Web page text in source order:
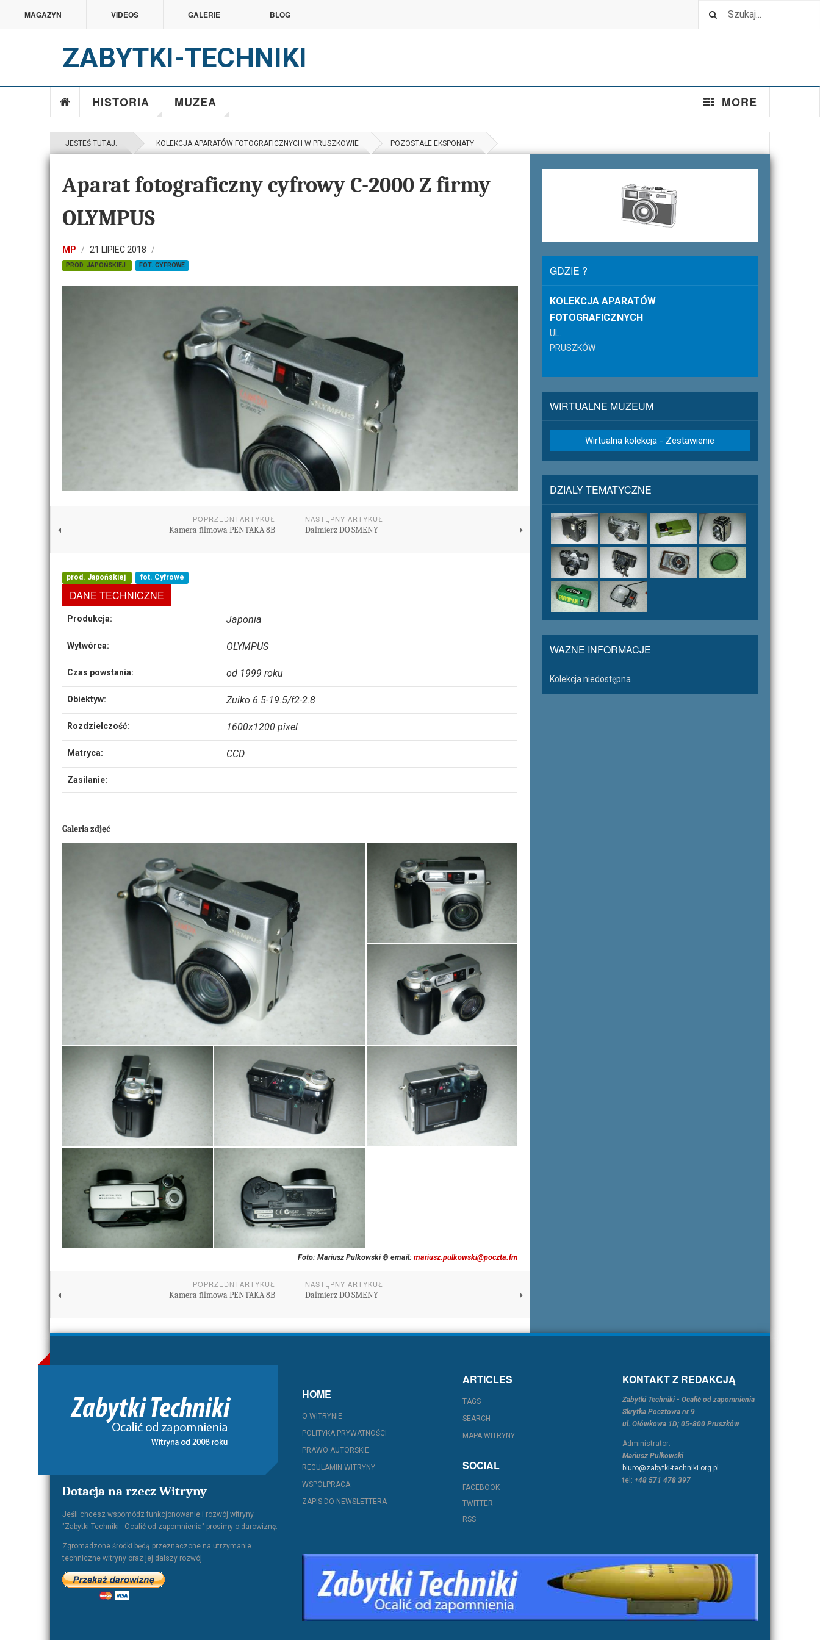
MAGAZYN VIDEOS GALERIE BLOG
ZABYTKI-TECHNIKI
HISTORIA MUZEA MORE
JESTEŚ TUTAJ: KOLEKCJA APARATÓW FOTOGRAFICZNYCH W PRUSZKOWIE POZOSTAŁE EKSPONATY
Aparat fotograficzny cyfrowy C-2000 Z firmy
OLYMPUS
MP 21 LIPIEC 2018
PROD. JAPOŃSKIEJ FOT. CYFROWE
POPRZEDNI ARTYKUŁ
Kamera filmowa PENTAKA 8B
NASTĘPNY ARTYKUŁ
Dalmierz DO SMENY
prod. Japońskiej fot. Cyfrowe
DANE TECHNICZNE
Produkcja: Japonia
Wytwórca: OLYMPUS
Czas powstania: od 1999 roku
Obiektyw: Zuiko 6.5-19.5/f2-2.8
Rozdzielczość: 1600x1200 pixel
Matryca: CCD
Zasilanie:
Galeria zdjęć
Foto: Mariusz Pulkowski ® email: mariusz.pulkowski@poczta.fm
POPRZEDNI ARTYKUŁ
Kamera filmowa PENTAKA 8B
NASTĘPNY ARTYKUŁ
Dalmierz DO SMENY
GDZIE ?
KOLEKCJA APARATÓW
FOTOGRAFICZNYCH
UL.
PRUSZKÓW
WIRTUALNE MUZEUM
Wirtualna kolekcja - Zestawienie
DZIALY TEMATYCZNE
WAZNE INFORMACJE
Kolekcja niedostępna
Dotacja na rzecz Witryny
Jeśli chcesz wspomódz funkcjonowanie i rozwój witryny
"Zabytki Techniki - Ocalić od zapomnienia" prosimy o darowiznę.
Zgromadzone środki będą przeznaczone na utrzymanie
techniczne witryny oraz jej dalszy rozwój.
HOME
O WITRYNIE
POLITYKA PRYWATNOŚCI
PRAWO AUTORSKIE
REGULAMIN WITRYNY
WSPÓŁPRACA
ZAPIS DO NEWSLETTERA
ARTICLES
TAGS
SEARCH
MAPA WITRYNY
SOCIAL
FACEBOOK
TWITTER
RSS
KONTAKT Z REDAKCJĄ
Zabytki Techniki - Ocalić od zapomnienia
Skrytka Pocztowa nr 9
ul. Ołówkowa 1D; 05-800 Pruszków
Administrator:
Mariusz Pulkowski
biuro@zabytki-techniki.org.pl
tel: +48 571 478 397